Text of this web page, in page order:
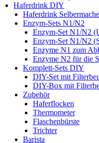
Haferdrink DIY
Haferdrink
Enzym-Sets N1/N2
Enzym-Set N1/N2
Enzym-Set N1/N2
Enzyme N1 zum
Enzyme N2 für die
Komplett-Sets DIY
DIY-Set mit
DIY-Box mit
Zubehör
Haferflocken
Thermometer
Flaschenbürste
Trichter
Barista